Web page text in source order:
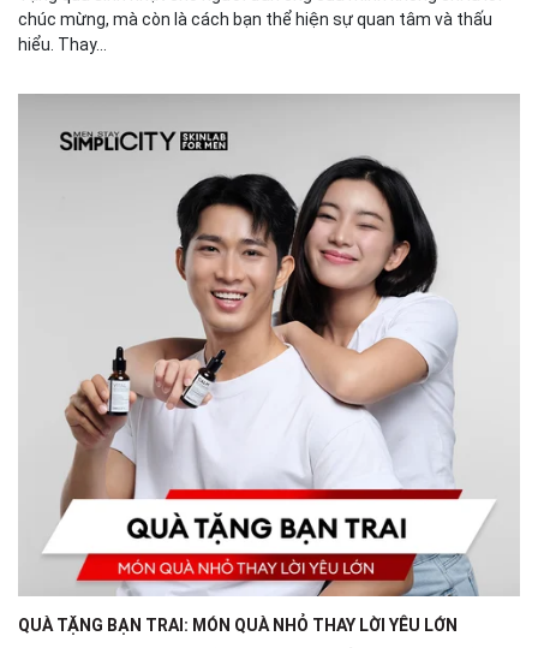
chúc mừng, mà còn là cách bạn thể hiện sự quan tâm và thấu
hiểu. Thay...
QUÀ TẶNG BẠN TRAI: MÓN QUÀ NHỎ THAY LỜI YÊU LỚN